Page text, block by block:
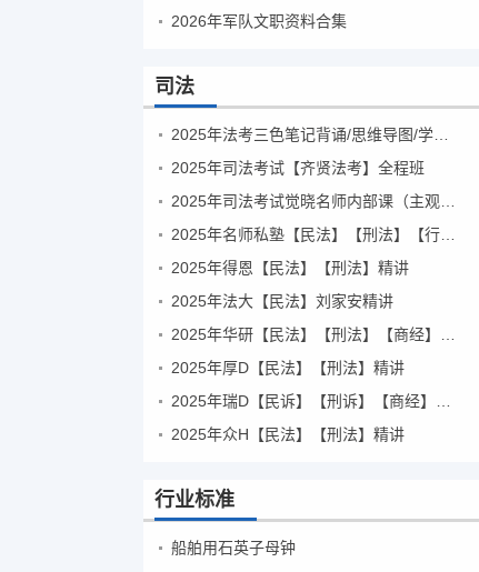
2026年军队文职资料合集
司法
2025年司法考试【齐贤法考】全程班
2025年得恩【民法】【刑法】精讲
2025年法大【民法】刘家安精讲
2025年厚D【民法】【刑法】精讲
2025年众H【民法】【刑法】精讲
行业标准
船舶用石英子母钟